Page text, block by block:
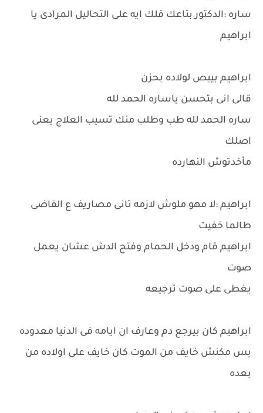
ساره :الدكتور بتاعك قلك ايه على التحاليل المرادى يا
ابراهيم
ابراهيم بيبص لولاده بحزن
قالى انى بتحسن ياساره الحمد لله
ساره الحمد لله طب وطلب منك تسيب العلاج يعنى
اصلك
مأخدتوش النهارده
ابراهيم :لا مهو ملوش لازمه تانى مصاريف ع الفاضى
طالما خفيت
ابراهيم قام ودخل الحمام وفتح الدش عشان يعمل
صوت
يغطى على صوت ترجيعه
ابراهيم كان بيرجع دم وعارف ان ايامه فى الدنيا معدوده
بس مكنش خايف من الموت كان خايف على اولاده من
بعده